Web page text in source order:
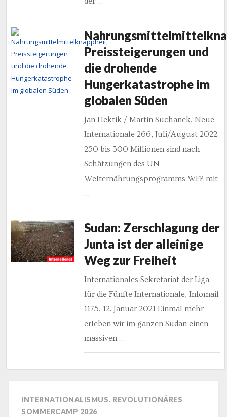
Preissteigerungen und
die drohende
Hungerkatastrophe im
globalen Süden
Jan Hektik / Martin Suchanek, Neue
Internationale 266, Juli/August 2022
250 bis 300 Millionen sind nach
Schätzungen des UN-
Welternährungsprogramms WFP mit
…
Sudan: Zerschlagung der
Junta ist der alleinige
Weg zur Freiheit
Internationales Sekretariat der Liga
für die Fünfte Internationale, Infomail
1175, 12. Januar 2021 Einmal mehr
erleben wir im ganzen Sudan einen
massiven …
INTERNATIONALISMUS. REVOLUTIONÄRES
SOMMERCAMP 2026